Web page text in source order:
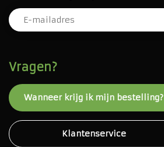
Vragen?
Wanneer krijg ik mijn bestelling?
Klantenservice